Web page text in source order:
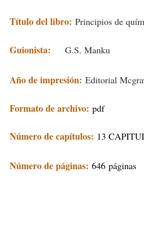
Título del libro: Principios de
Guionista: G.S. Manku
Año de impresión: Editorial
Formato de archivo: pdf
Número de capítulos: 13
Número de páginas: 646páginas